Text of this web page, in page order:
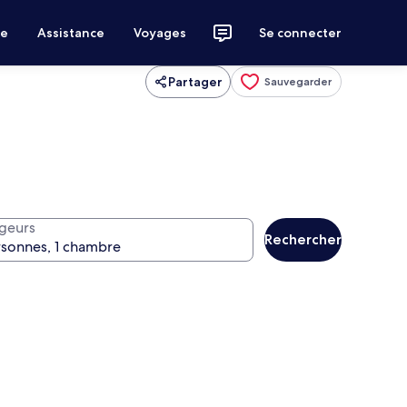
Assistance Voyages Se connecter
Partager Sauvegarder
Rechercher